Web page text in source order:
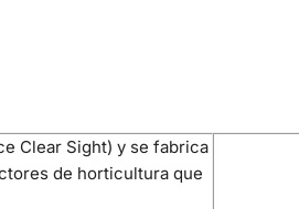
Clear Sight) y se fabrica
de horticultura que